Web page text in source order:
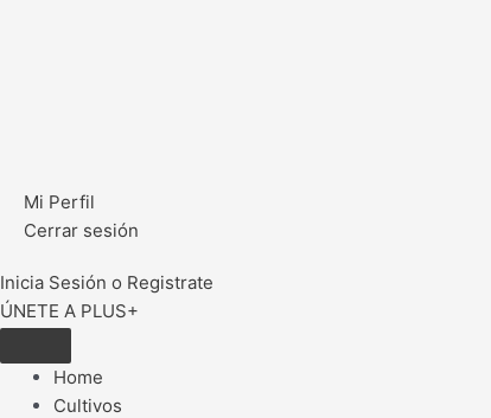
Mi Perfil
Cerrar sesión
Inicia Sesión o Registrate
ÚNETE A PLUS+
Home
Cultivos